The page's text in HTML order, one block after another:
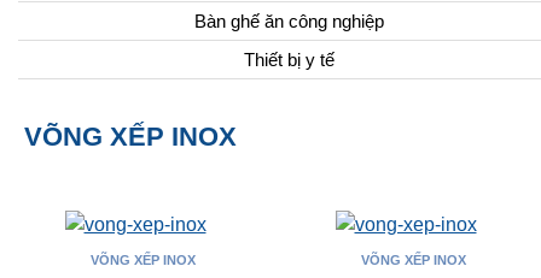
Bàn ghế ăn công nghiệp
Thiết bị y tế
VÕNG XẾP INOX
VÕNG XẾP INOX VÕNG XẾP INOX